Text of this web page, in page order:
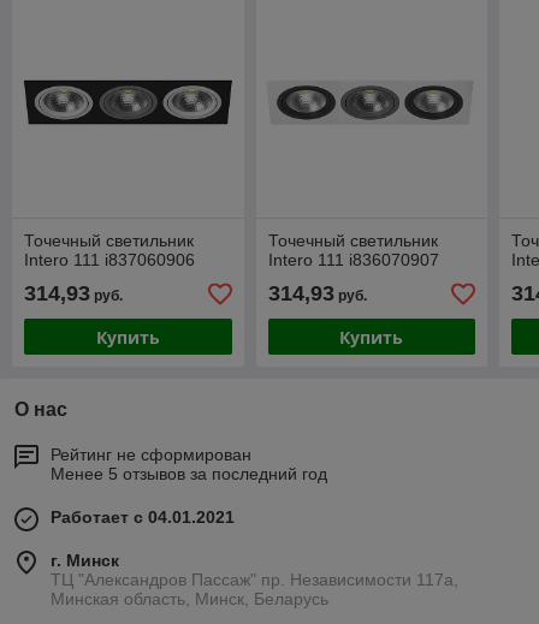
Точечный светильник
Intero 111 i837060906
314,93 руб.
Купить
Точечный светильник
Intero 111 i836070907
314,93руб.
Купить
О нас
Рейтинг не сформирован
Менее 5 отзывов за последний год
Работает с 04.01.2021
г. Минск
ТЦ "Александров Пассаж" пр. Независимости 117а,
Минская область, Минск, Беларусь